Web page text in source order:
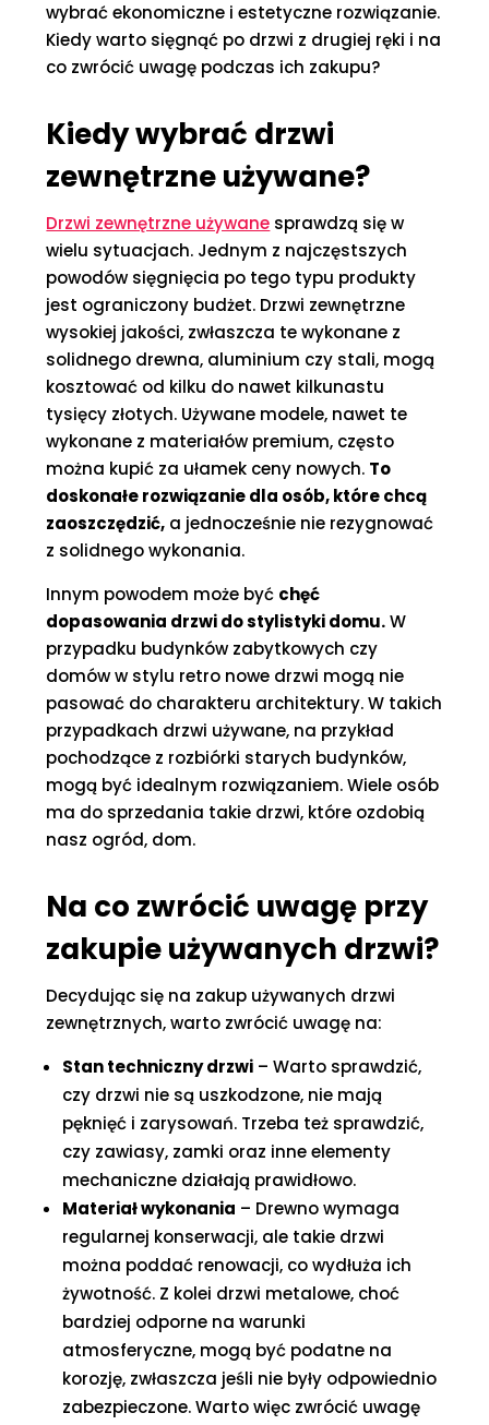
wybrać ekonomiczne i estetyczne rozwiązanie.
Kiedy warto sięgnąć po drzwi z drugiej ręki i na
co zwrócić uwagę podczas ich zakupu?
Kiedy wybrać drzwi
zewnętrzne używane?
Drzwi zewnętrzne używane sprawdzą się w
wielu sytuacjach. Jednym z najczęstszych
powodów sięgnięcia po tego typu produkty
jest ograniczony budżet. Drzwi zewnętrzne
wysokiej jakości, zwłaszcza te wykonane z
solidnego drewna, aluminium czy stali, mogą
kosztować od kilku do nawet kilkunastu
tysięcy złotych. Używane modele, nawet te
wykonane z materiałów premium, często
można kupić za ułamek ceny nowych. To
doskonałe rozwiązanie dla osób, które chcą
zaoszczędzić, a jednocześnie nie rezygnować
z solidnego wykonania.
Innym powodem może być chęć
dopasowania drzwi do stylistyki domu.W
przypadku budynków zabytkowych czy
domów w stylu retro nowe drzwi mogą nie
pasować do charakteru architektury. W takich
przypadkach drzwi używane, na przykład
pochodzące z rozbiórki starych budynków,
mogą być idealnym rozwiązaniem. Wiele osób
ma do sprzedania takie drzwi, które ozdobią
nasz ogród, dom.
Na co zwrócić uwagę przy
zakupie używanych drzwi?
Decydując się na zakup używanych drzwi
zewnętrznych, warto zwrócić uwagę na:
Stan techniczny drzwi – Warto sprawdzić,
czy drzwi nie są uszkodzone, nie mają
pęknięć i zarysowań. Trzeba też sprawdzić,
czy zawiasy, zamki oraz inne elementy
mechaniczne działają prawidłowo.
Materiał wykonania – Drewno wymaga
regularnej konserwacji, ale takie drzwi
można poddać renowacji, co wydłuża ich
żywotność. Z kolei drzwi metalowe, choć
bardziej odporne na warunki
atmosferyczne, mogą być podatne na
korozję, zwłaszcza jeśli nie były odpowiednio
zabezpieczone. Warto więc zwrócić uwagę